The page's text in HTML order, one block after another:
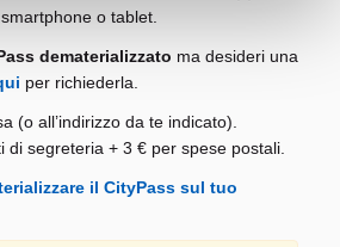
o tablet.
dematerializzato ma desideri una
per richiederla.
(o all’indirizzo da te indicato).
di segreteria + 3 € per spese postali.
il CityPass sul tuo